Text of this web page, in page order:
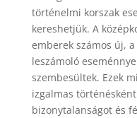
történelmi korszak
kereshetjük. A
emberek számos új,
leszámoló
szembesültek. Ezek
izgalmas
bizonytalanságot és